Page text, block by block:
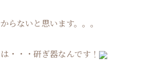
らないと思います。。。
・・・研ぎ器なんです！